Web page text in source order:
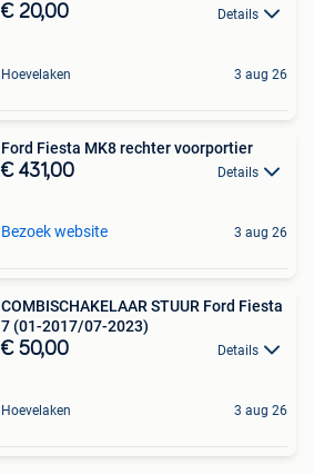
€ 20,00 Details
Hoevelaken 3 aug 26
Ford Fiesta MK8 rechter voorportier
€ 431,00 Details
Bezoek website 3 aug 26
COMBISCHAKELAAR STUUR Ford Fiesta
7 (01-2017/07-2023)
€ 50,00 Details
Hoevelaken 3 aug 26